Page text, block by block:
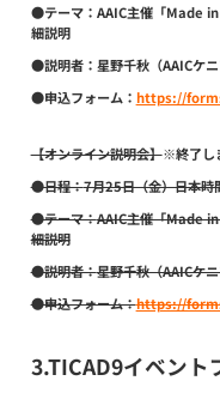
●テーマ： AAIC主催「Made
細説明
●説明者： 星野千秋（AAICケ
●申込フォーム： https://
【オンライン説明会】※終了し
●日程：7月25日（金）日本
●テーマ：AAIC主催「Made
細説明
●説明者：星野千秋（AAICケ
●申込フォーム：https://
3.TICAD9イベント